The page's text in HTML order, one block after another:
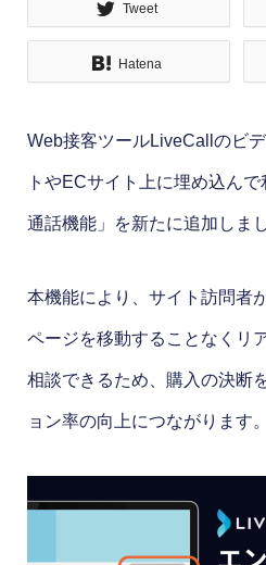
Tweet
Hatena
Web接客ツールLiveCallのビ
トやECサイト上に埋め込ん
通話機能」を新たに追加しまし
本機能により、サイト訪問者
ページを移動することなくリ
相談できるため、購入の決断
ョン率の向上につながります。